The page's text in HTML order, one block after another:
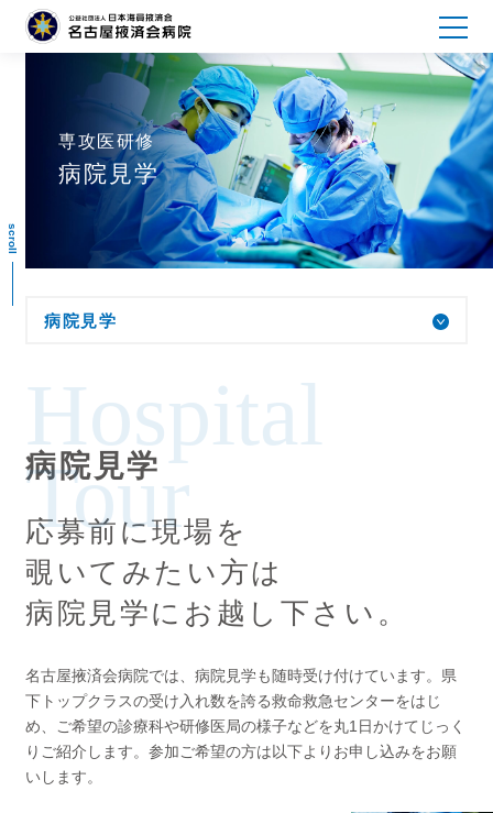
専攻医研修
病院見学
scroll
病院見学
Hospital
Tour
病院見学
応募前に現場を
覗いてみたい方は
病院見学にお越し下さい。
名古屋掖済会病院では、病院見学も随時受け付けています。県
下トップクラスの受け入れ数を誇る救命救急センターをはじ
め、ご希望の診療科や研修医局の様子などを丸1日かけてじっく
りご紹介します。参加ご希望の方は以下よりお申し込みをお願
いします。